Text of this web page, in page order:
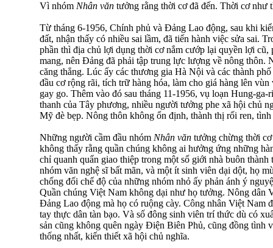
Vì nhóm Nhân văn tưởng rằng thời cơ đã đến. Thời cơ như
Từ tháng 6-1956, Chính phủ và Đảng Lao động, sau khi
đất, nhận thấy có nhiều sai lầm, đã tiến hành việc sửa sai.
phần thì địa chủ lợi dụng thời cơ nắm cướp lại quyền lợi cũ,
mang, nên Đảng đã phải tập trung lực lượng về nông thôn.
căng thẳng. Lúc ấy các thương gia Hà Nội và các thành
đầu cơ rộng rãi, tích trữ hàng hóa, làm cho giá hàng lên
gay go. Thêm vào đó sau tháng 11-1956, vụ loạn Hung-
thanh của Tây phương, nhiều người tưởng phe xã hội chủ
Mỹ đè bẹp. Nông thôn không ổn định, thành thị rối ren,
Những người cầm đầu nhóm Nhân văn tưởng chừng thời
không thấy rằng quần chúng không ai hưởng ứng những
chỉ quanh quẩn giao thiệp trong một số giới nhà buôn
nhóm văn nghệ sĩ bất mãn, và một ít sinh viên dại dột, họ
chống đối chế độ của những nhóm nhỏ ấy phản ánh ý
Quần chúng Việt Nam không dại như họ tưởng. Nông dân
Đảng Lao động mà họ có ruộng cày. Công nhân Việt Nam
tay thực dân tàn bạo. Và số đông sinh viên trí thức dù có
sản cũng không quên ngày Điện Biên Phủ, cũng đồng tình
thống nhất, kiến thiết xã hội chủ nghĩa.